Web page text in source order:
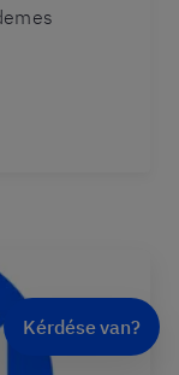
Kérdése van?